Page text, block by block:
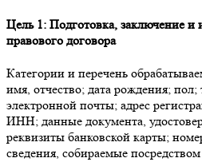
Цель 1: Подготовка, заключение и
правового договора
Категории и перечень
имя, отчество; дата рождения; пол;
электронной почты; адрес
ИНН; данные документа,
реквизиты банковской карты;
сведения, собираемые